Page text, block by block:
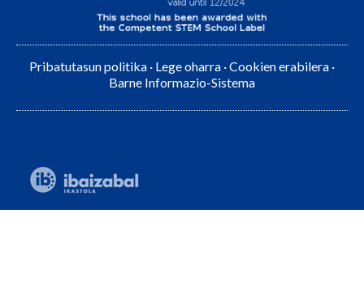
Pribatutasun politika · Lege oharra ·Cookien erabilera ·
Barne Informazio-Sistema